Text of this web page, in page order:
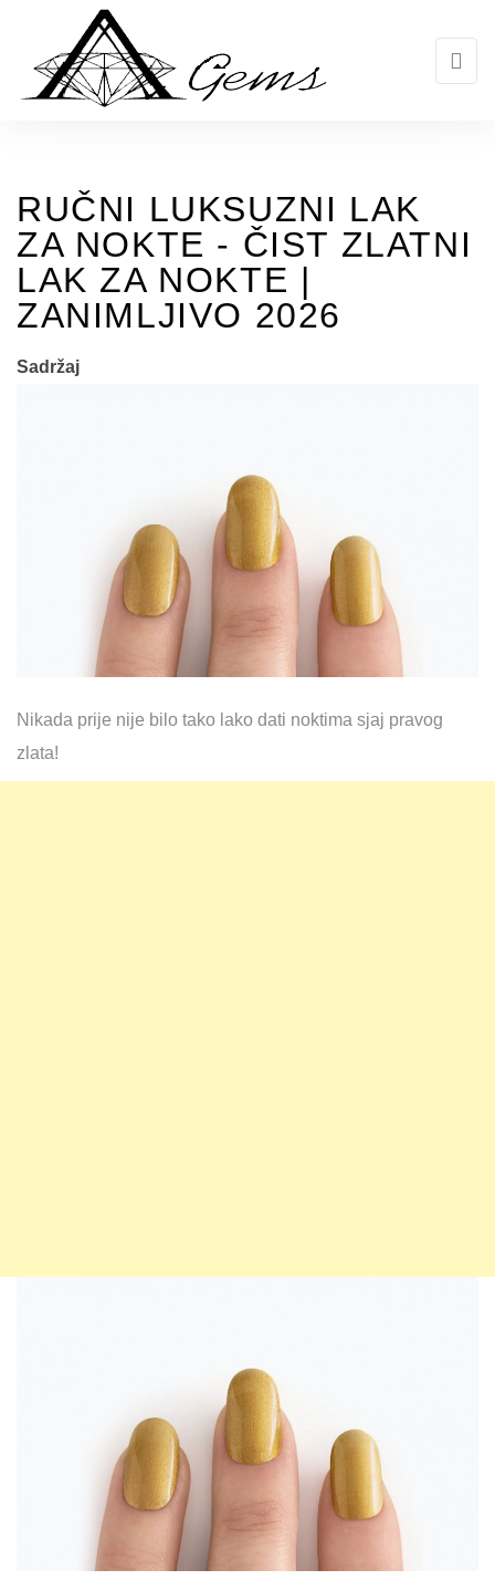
RUČNI LUKSUZNI LAK
ZA NOKTE - ČIST ZLATNI
LAK ZA NOKTE |
ZANIMLJIVO 2026
Sadržaj
Nikada prije nije bilo tako lako dati noktima sjaj pravog
zlata!